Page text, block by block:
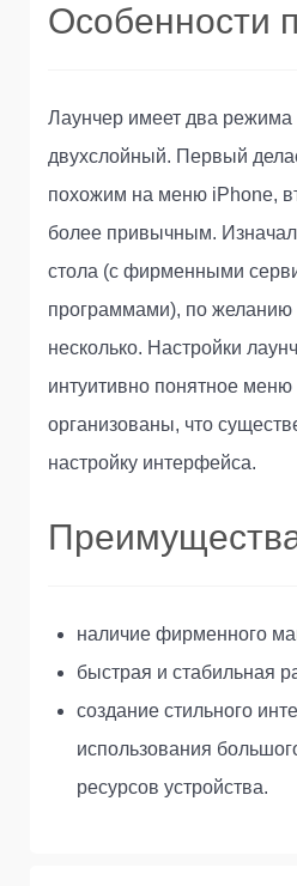
Особенности
Лаунчер имеет два режима
двухслойный. Первый
похожим на меню iPhone,
более привычным.
стола (с фирменными
программами), по
несколько. Настройки
интуитивно понятное
организованы, что
настройку интерфейса.
наличие фирменного
быстрая и стабильная
создание стильного
использования
ресурсов устройства.